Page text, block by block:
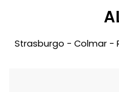
Strasburgo - Colmar -